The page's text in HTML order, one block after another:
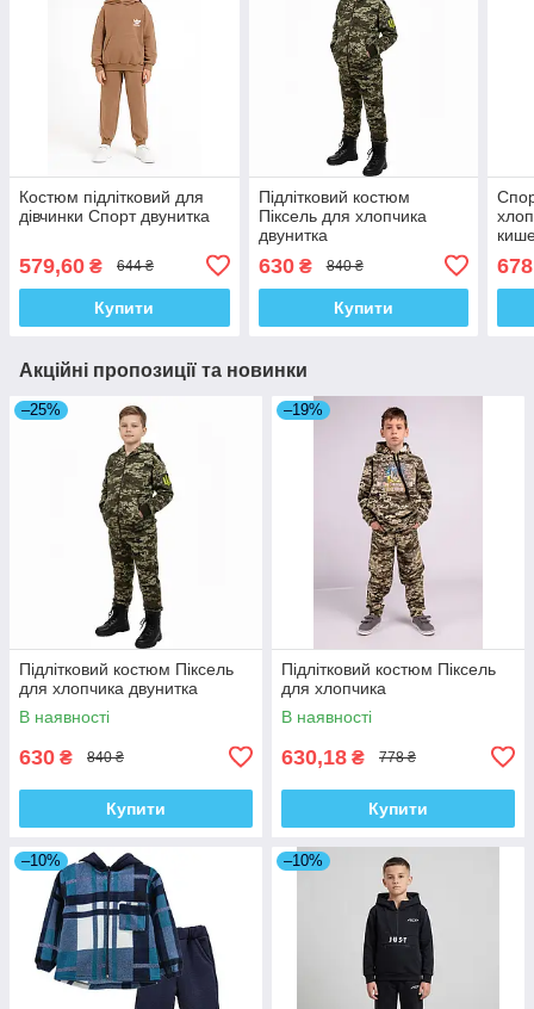
Костюм підлітковий для
дівчинки Спорт двунитка
579,60 ₴ 644 ₴
Купити
Підлітковий костюм
Піксель для хлопчика
двунитка
630₴ 840 ₴
Купити
Акційні пропозиції та новинки
–25%
Підлітковий костюм Піксель
для хлопчика двунитка
В наявності
630 ₴ 840 ₴
Купити
–19%
Підлітковий костюм Піксель
для хлопчика
В наявності
630,18 ₴ 778 ₴
Купити
–10% –10%